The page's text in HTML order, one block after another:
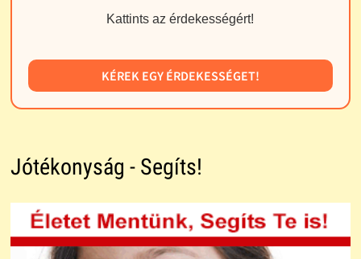
Kattints az érdekességért!
KÉREK EGY ÉRDEKESSÉGET!
Jótékonyság - Segíts!